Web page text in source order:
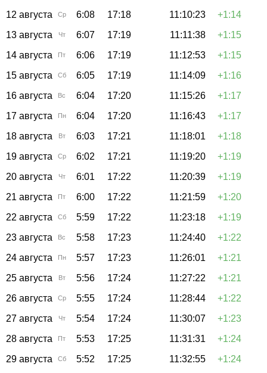
12 августа
Ср 6:08 17:18 11:10:23
+1:14
13 августа
Чт 6:07 17:19 11:11:38
+1:15
14 августа
Пт 6:06 17:19 11:12:53
+1:15
15 августа
Сб 6:05 17:19 11:14:09
+1:16
16 августа
Вс 6:04 17:20 11:15:26
+1:17
17 августа
Пн 6:04 17:20 11:16:43
+1:17
18 августа
Вт 6:03 17:21 11:18:01
+1:18
19 августа
Ср 6:02 17:21 11:19:20
+1:19
20 августа
Чт 6:01 17:22 11:20:39
+1:19
21 августа
Пт 6:00 17:22 11:21:59
+1:20
22 августа
Сб 5:59 17:22 11:23:18
+1:19
23 августа
Вс 5:58 17:23 11:24:40
+1:22
24 августа
Пн 5:57 17:23 11:26:01
+1:21
25 августа
Вт 5:56 17:24 11:27:22
+1:21
26 августа
Ср 5:55 17:24 11:28:44
+1:22
27 августа
Чт 5:54 17:24 11:30:07
+1:23
28 августа
Пт 5:53 17:25 11:31:31
+1:24
29 августа
Сб 5:52 17:25 11:32:55 +1:24